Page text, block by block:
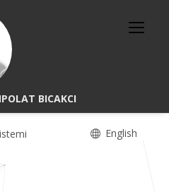
BICAKCI
English